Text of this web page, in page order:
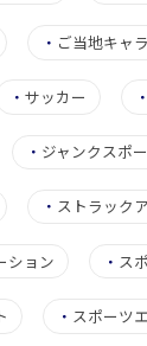
・ ご当地キャ
・サッカー
・ ジャンクスポ
・ ストラック
ション ・ ス
・ スポーツ